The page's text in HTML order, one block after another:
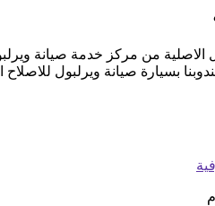
الاصلية من مركز خدمة صيانة
بسيارة صيانة ويرلبول للاصلاح